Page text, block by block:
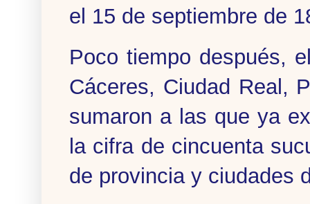
el 15 de septiembre de
Poco tiempo después,
Cáceres, Ciudad Real,
sumaron a las que ya
la cifra de cincuenta
de provincia y ciudades